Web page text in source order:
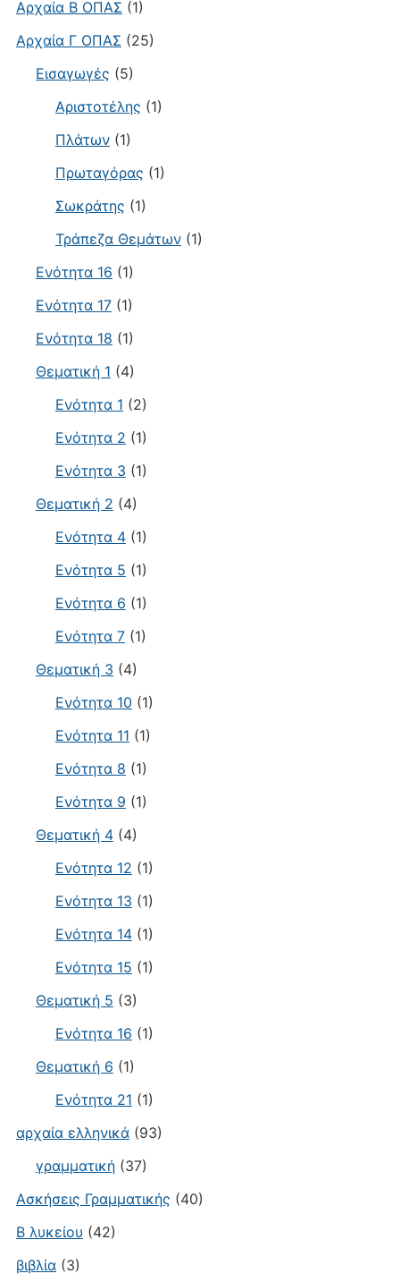
Αρχαία Β ΟΠΑΣ (1)
Αρχαία Γ ΟΠΑΣ (25)
Εισαγωγές (5)
Αριστοτέλης (1)
Πλάτων(1)
Πρωταγόρας (1)
Σωκράτης (1)
Τράπεζα Θεμάτων(1)
Ενότητα 16 (1)
Ενότητα 17(1)
Ενότητα 18 (1)
Θεματική 1 (4)
Ενότητα 1 (2)
Ενότητα 2 (1)
Ενότητα 3 (1)
Θεματική 2 (4)
Ενότητα 4(1)
Ενότητα 5 (1)
Ενότητα 6 (1)
Ενότητα 7(1)
Θεματική 3 (4)
Ενότητα 10 (1)
Ενότητα 11 (1)
Ενότητα 8 (1)
Ενότητα 9 (1)
Θεματική 4(4)
Ενότητα 12 (1)
Ενότητα 13 (1)
Ενότητα 14(1)
Ενότητα 15 (1)
Θεματική 5 (3)
Ενότητα 16 (1)
Θεματική 6 (1)
Ενότητα 21 (1)
αρχαία ελληνικά(93)
γραμματική(37)
Ασκήσεις Γραμματικής (40)
Β λυκείου (42)
βιβλία(3)